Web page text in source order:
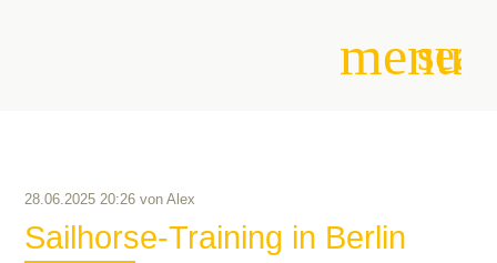
menu
28.06.2025 20:26 vonAlex
Sailhorse-Training in Berlin